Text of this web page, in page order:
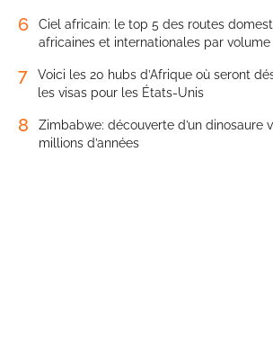
6
Ciel africain: le top 5 des routes
africaines et internationales par
7
Voici les 20 hubs d’Afrique où seront
les visas pour les États-Unis
8
Zimbabwe: découverte d’un dinosaure
millions d’années